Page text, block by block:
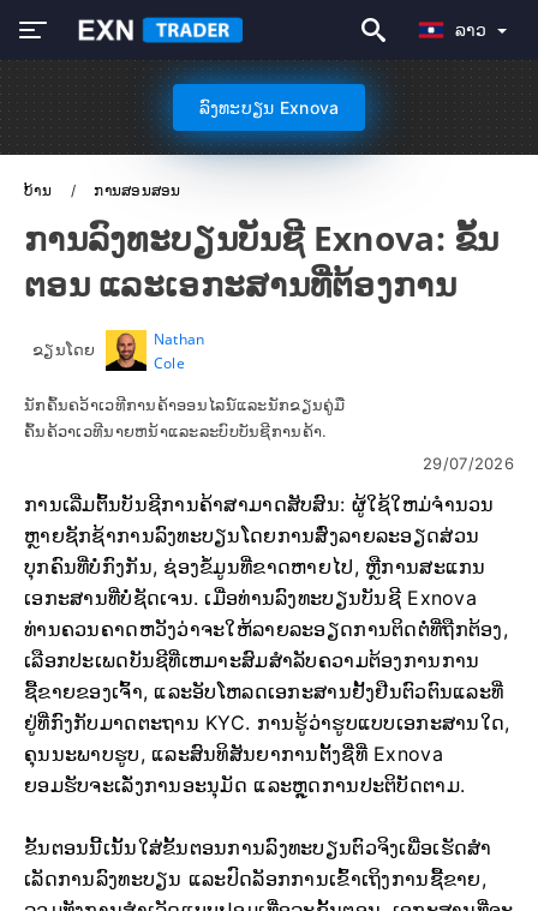
ລາວ
ລົງທະບຽນ Exnova
ບ້ານ ການສອນສອນ
ການລົງທະບຽນບັນຊີ Exnova: ຂັ້ນ
ຕອນ ແລະເອກະສານທີ່ຕ້ອງການ
ຂຽນໂດຍ
Nathan
Cole
ນັກຄົ້ນຄວ້າເວທີການຄ້າອອນໄລນ໌ແລະນັກຂຽນຄູ່ມື
ຄົ້ນຄ້ວາເວທີນາຍຫນ້າແລະລະບົບບັນຊີການຄ້າ.
29/07/2026
ການເລີ່ມຕົ້ນບັນຊີການຄ້າສາມາດສັບສົນ: ຜູ້ໃຊ້ໃຫມ່ຈໍານວນ
ຫຼາຍຊັກຊ້າການລົງທະບຽນໂດຍການສົ່ງລາຍລະອຽດສ່ວນ
ບຸກຄົນທີ່ບໍ່ກົງກັນ, ຊ່ອງຂໍ້ມູນທີ່ຂາດຫາຍໄປ, ຫຼືການສະແກນ
ເອກະສານທີ່ບໍ່ຊັດເຈນ. ເມື່ອທ່ານລົງທະບຽນບັນຊີ Exnova
ທ່ານຄວນຄາດຫວັງວ່າຈະໃຫ້ລາຍລະອຽດການຕິດຕໍ່ທີ່ຖືກຕ້ອງ,
ເລືອກປະເພດບັນຊີທີ່ເຫມາະສົມສໍາລັບຄວາມຕ້ອງການການ
ຊື້ຂາຍຂອງເຈົ້າ, ແລະອັບໂຫລດເອກະສານຢັ້ງຢືນຕົວຕົນແລະທີ່
ຢູ່ທີ່ກົງກັບມາດຕະຖານ KYC. ການຮູ້ວ່າຮູບແບບເອກະສານໃດ,
ຄຸນນະພາບຮູບ, ແລະສົນທິສັນຍາການຕັ້ງຊື່ທີ່ Exnova
ຍອມຮັບຈະເລັ່ງການອະນຸມັດ ແລະຫຼຸດການປະຕິບັດຕາມ.
ຂັ້ນຕອນນີ້ເນັ້ນໃສ່ຂັ້ນຕອນການລົງທະບຽນຕົວຈິງເພື່ອເຮັດສໍາ
ເລັດການລົງທະບຽນ ແລະປົດລັອກການເຂົ້າເຖິງການຊື້ຂາຍ,